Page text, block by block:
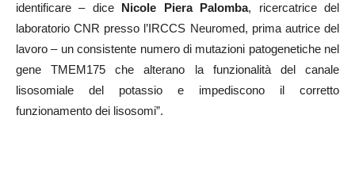
identificare – dice Nicole Piera Palomba, ricercatrice del
laboratorio CNR presso l’IRCCS Neuromed, prima autrice del
lavoro – un consistente numero di mutazioni patogenetiche nel
gene TMEM175 che alterano la funzionalità del canale
lisosomiale del potassio e impediscono il corretto
funzionamento dei lisosomi”.